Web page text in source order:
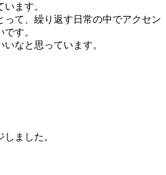
ます。
って、繰り返す日常の中でアクセン
す。
なと思っています。
ました。